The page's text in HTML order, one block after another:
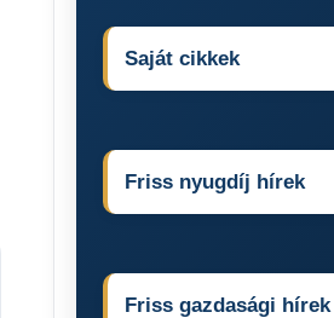
Saját cikkek
Friss nyugdíj hírek
Friss gazdasági hírek